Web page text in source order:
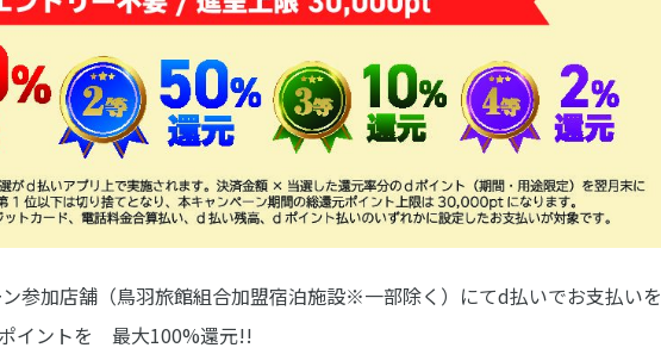
参加店舗（鳥羽旅館組合加盟宿泊施設※一部除く）にてd払いでお支払いを
イントを 最大100%還元!!